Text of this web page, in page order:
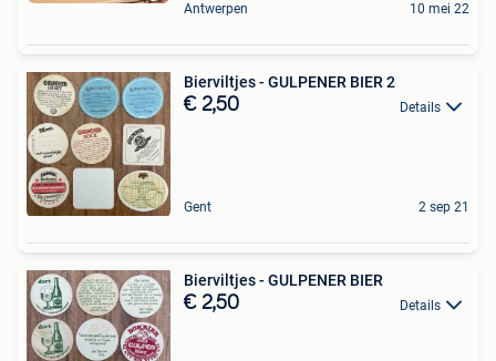
Antwerpen 10 mei 22
Bierviltjes - GULPENER BIER 2
€ 2,50 Details
Gent 2 sep 21
Bierviltjes - GULPENER BIER
€ 2,50 Details